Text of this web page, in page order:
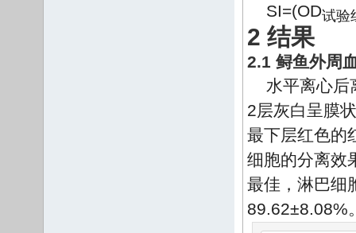
SI=(OD试验
2 结果
2.1 鲟鱼外周
水平离心后
2层灰白呈膜
最下层红色的
细胞的分离效
最佳，淋巴细
89.62±8.08%